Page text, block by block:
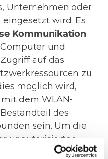
Unternehmen oder
wird. Es
Kommunikation
und
auf das
zu
möglich wird,
dem WLAN-
des
sein. Um die
unautorisierten
erfolgt in der